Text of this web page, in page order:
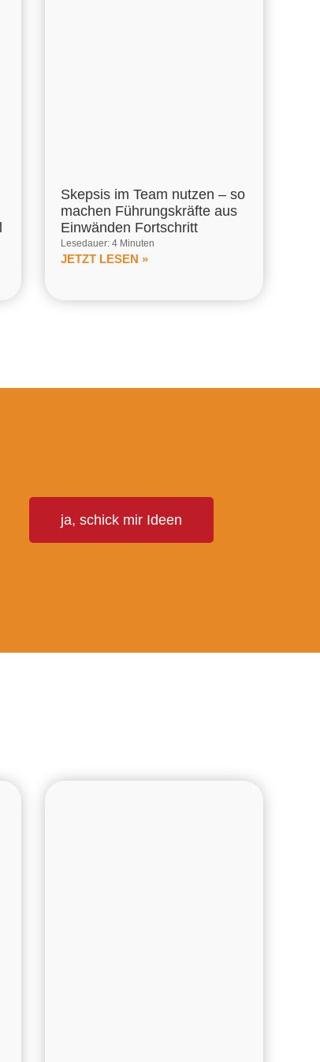
Skepsis im Team nutzen – so
machen Führungskräfte aus
Einwänden Fortschritt
Lesedauer: 4 Minuten
JETZT LESEN »
ja, schick mir Ideen